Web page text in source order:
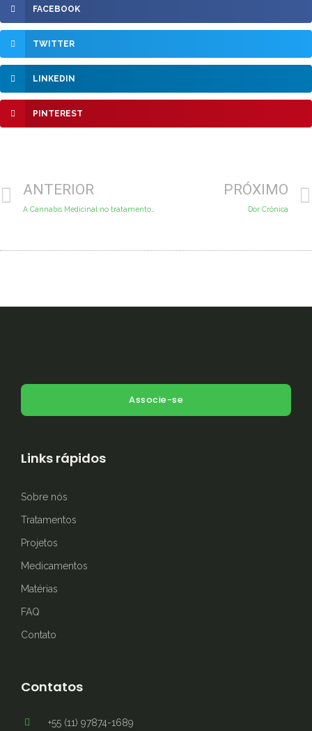
FACEBOOK
TWITTER
LINKEDIN
PINTEREST
ANTERIOR PRÓXIMO
Dor Crônica
Contatos
+55 (11) 97874-1689
Links rápidos
Sobre nós
Tratamentos
Projetos
Medicamentos
Matérias
FAQ
Contato
Associe-se